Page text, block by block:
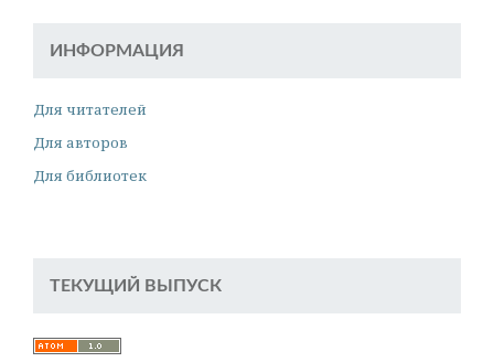
ИНФОРМАЦИЯ
Для читателей
Для авторов
Для библиотек
ТЕКУЩИЙ ВЫПУСК